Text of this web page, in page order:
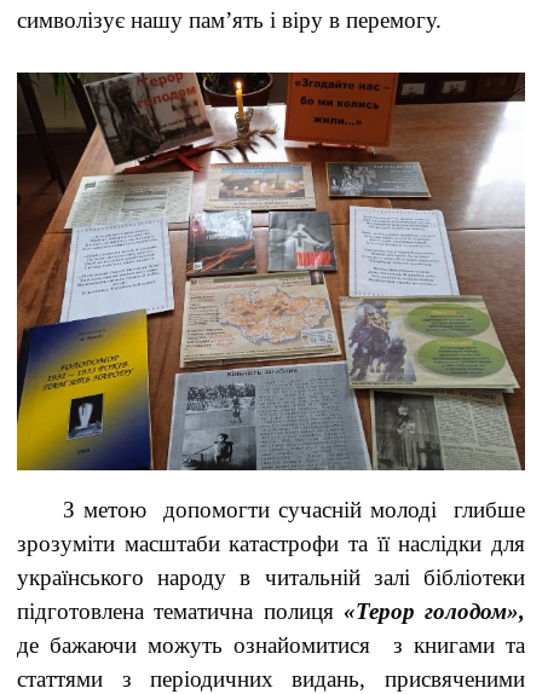
символізує нашу пам’ять і віру в перемогу.
З метою допомогти сучасній молоді глибше
зрозуміти масштаби катастрофи та її наслідки для
українського народу в читальній залі бібліотеки
підготовлена тематична полиця «Терор голодом»,
де бажаючи можуть ознайомитися з книгами та
статтями з періодичних видань, присвяченими